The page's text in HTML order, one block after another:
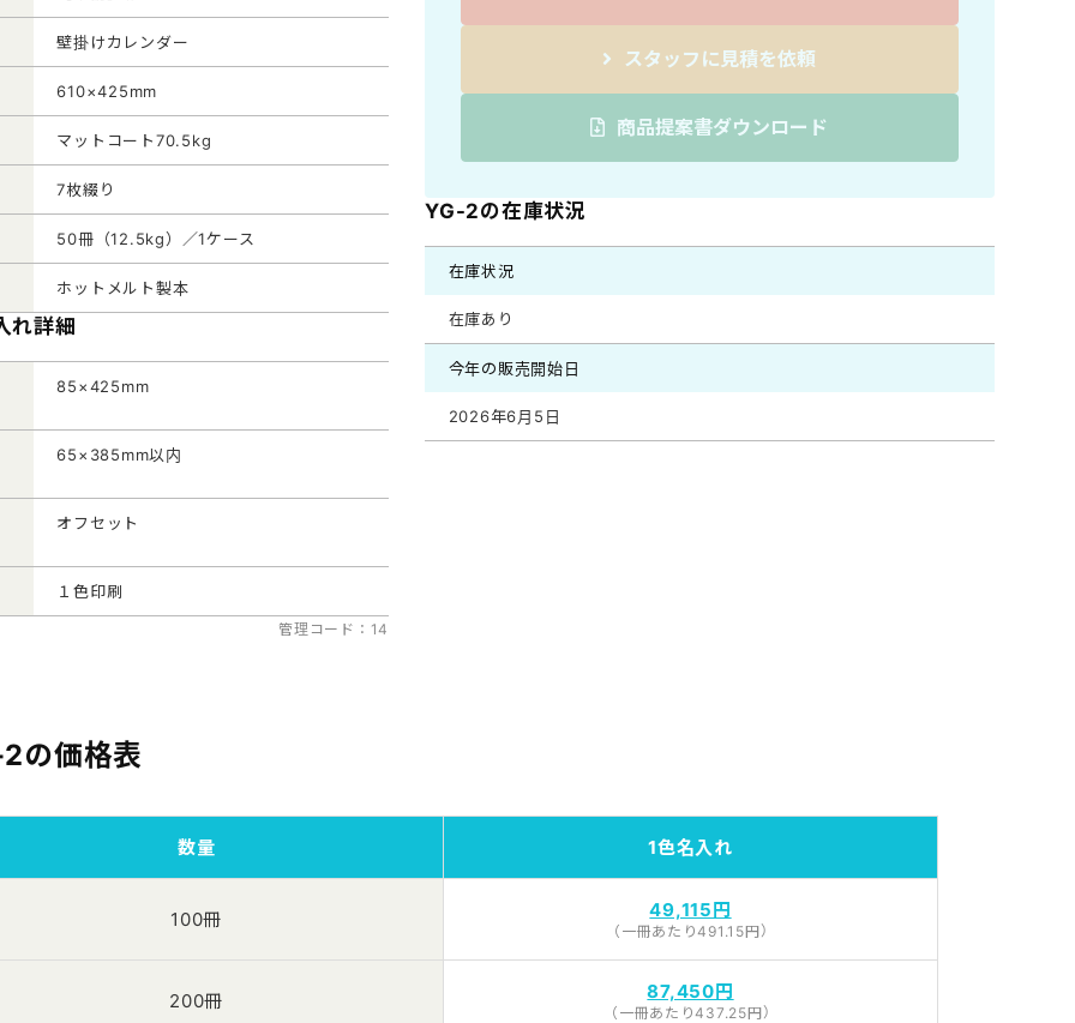
壁掛けカレンダー
610×425mm
マットコート70.5kg
7枚綴り
50冊（12.5kg）／1ケース
ホットメルト製本
れ詳細
85×425mm
65×385mm以内
オフセット
１色印刷
管理コード：14
スタッフに見積を依頼
商品提案書ダウンロード
YG-2の在庫状況
在庫状況
在庫あり
今年の販売開始日
2026年6月5日
の価格表
数量 1色名入れ
100冊 49,115円
（一冊あたり491.15円）
200冊 87,450円
（一冊あたり437.25円）